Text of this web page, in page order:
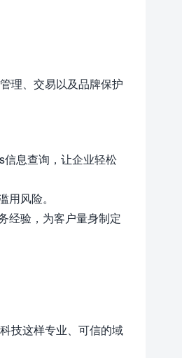
理、交易以及品牌保护
息查询，让企业轻松
风险。
经验，为客户量身制定
技这样专业、可信的域